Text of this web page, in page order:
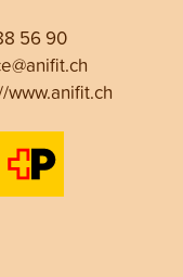
56 90
www.anifit.ch